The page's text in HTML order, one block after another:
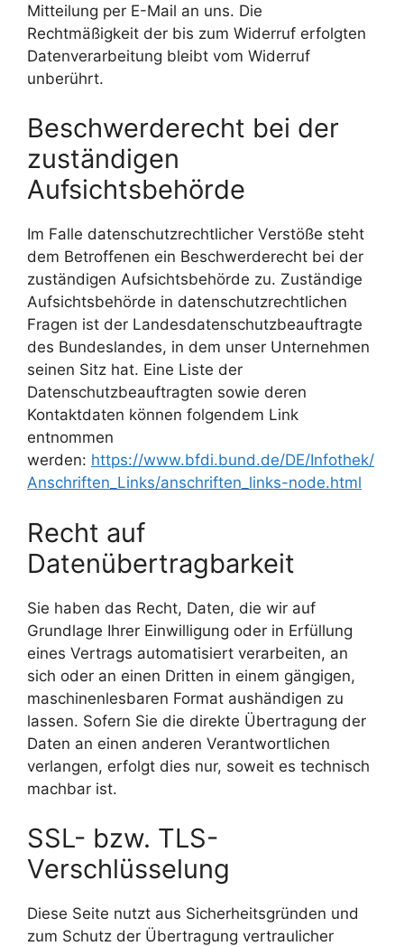
Mitteilung per E-Mail an uns. Die
Rechtmäßigkeit der bis zum Widerruf erfolgten
Datenverarbeitung bleibt vom Widerruf
unberührt.
Beschwerderecht bei der
zuständigen
Aufsichtsbehörde
Im Falle datenschutzrechtlicher Verstöße steht
dem Betroffenen ein Beschwerderecht bei der
zuständigen Aufsichtsbehörde zu. Zuständige
Aufsichtsbehörde in datenschutzrechtlichen
Fragen ist der Landesdatenschutzbeauftragte
des Bundeslandes, in dem unser Unternehmen
seinen Sitz hat. Eine Liste der
Datenschutzbeauftragten sowie deren
Kontaktdaten können folgendem Link
entnommen
werden: https://www.bfdi.bund.de/DE/Infothek/
Anschriften_Links/anschriften_links-node.html
Recht auf
Datenübertragbarkeit
Sie haben das Recht, Daten, die wir auf
Grundlage Ihrer Einwilligung oder in Erfüllung
eines Vertrags automatisiert verarbeiten, an
sich oder an einen Dritten in einem gängigen,
maschinenlesbaren Format aushändigen zu
lassen. Sofern Sie die direkte Übertragung der
Daten an einen anderen Verantwortlichen
verlangen, erfolgt dies nur, soweit es technisch
machbar ist.
SSL- bzw. TLS-
Verschlüsselung
Diese Seite nutzt aus Sicherheitsgründen und
zum Schutz der Übertragung vertraulicher